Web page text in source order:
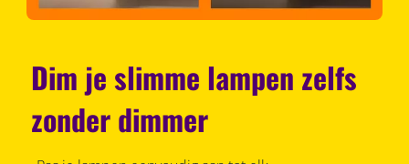
Dim je slimme lampen zelfs
zonder dimmer